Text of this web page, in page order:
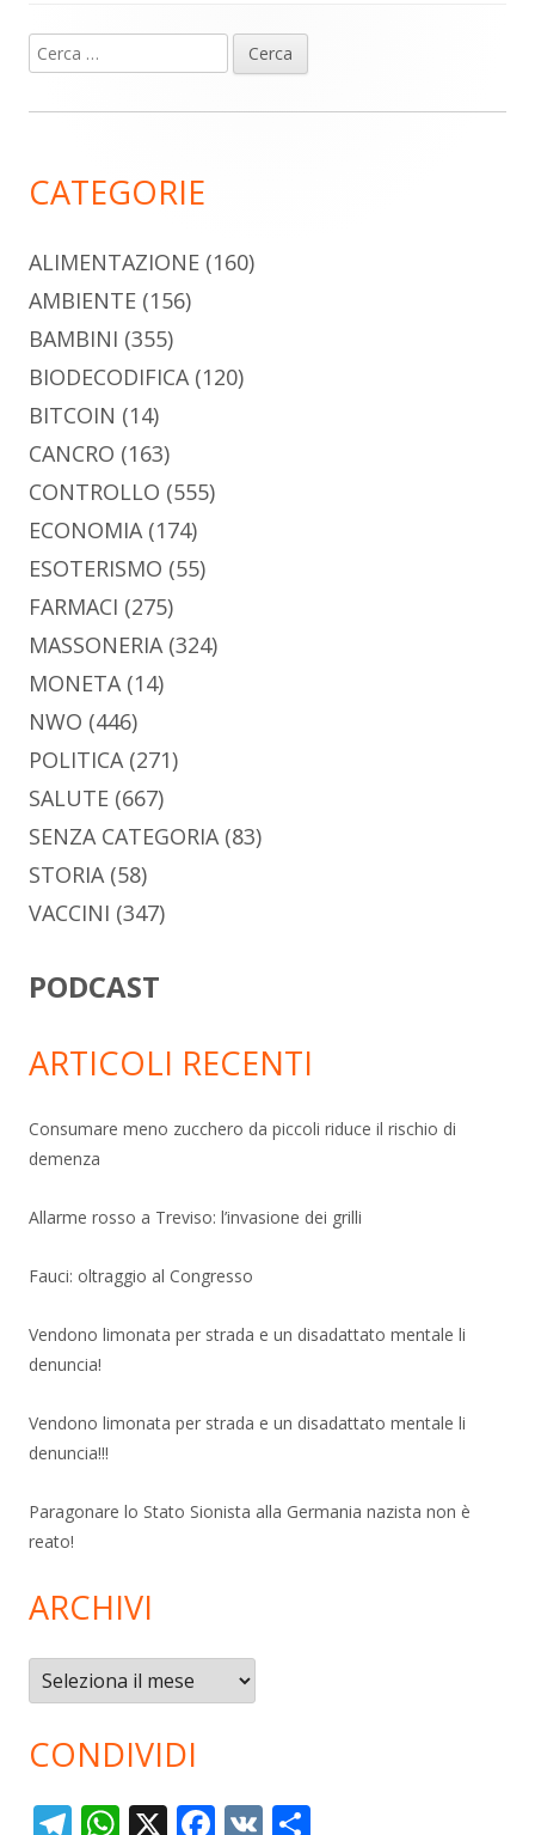
Barra
laterale
Ricerca
per:
CATEGORIE
ALIMENTAZIONE (160)
AMBIENTE (156)
BAMBINI (355)
BIODECODIFICA (120)
BITCOIN (14)
CANCRO (163)
CONTROLLO (555)
ECONOMIA (174)
ESOTERISMO (55)
FARMACI (275)
MASSONERIA (324)
MONETA (14)
NWO (446)
POLITICA (271)
SALUTE (667)
SENZA CATEGORIA (83)
STORIA (58)
VACCINI (347)
PODCAST
ARTICOLI RECENTI
Consumare meno zucchero da piccoli riduce il rischio di
demenza
Allarme rosso a Treviso: l’invasione dei grilli
Fauci: oltraggio al Congresso
Vendono limonata per strada e un disadattato mentale li
denuncia!
Vendono limonata per strada e un disadattato mentale li
denuncia!!!
Paragonare lo Stato Sionista alla Germania nazista non è
reato!
ARCHIVI
Archivi
CONDIVIDI
T W X F V